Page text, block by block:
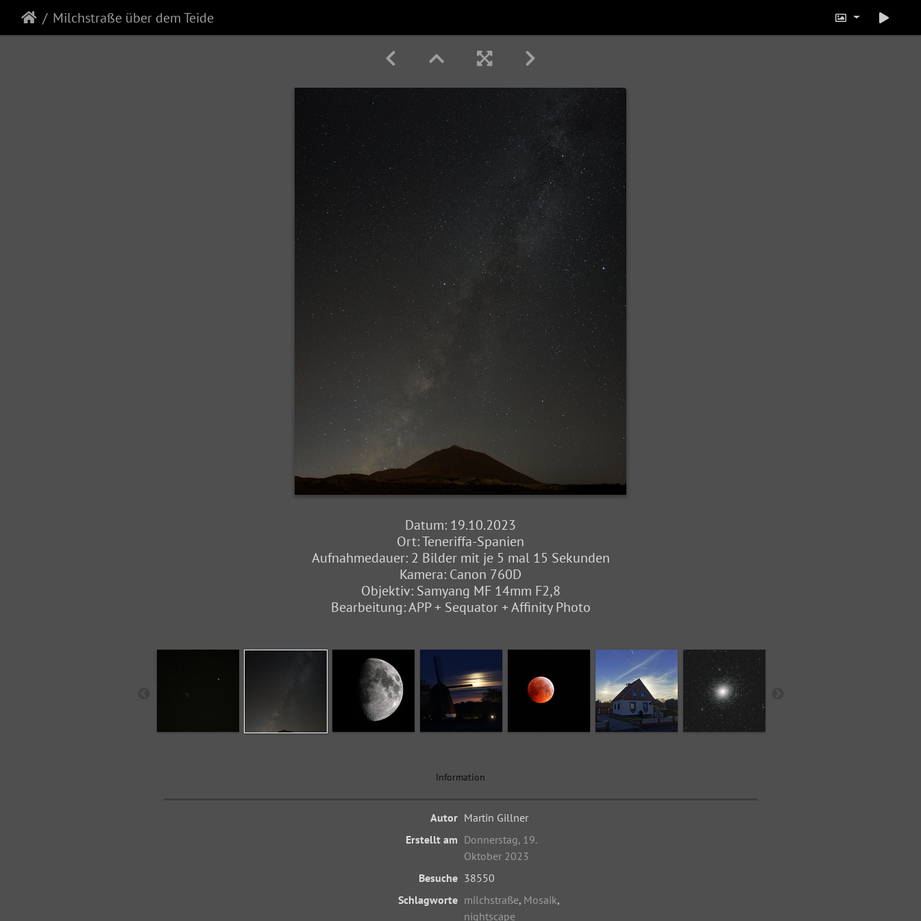
Milchstraße über dem Teide
Datum: 19.10.2023
Ort: Teneriffa-Spanien
Aufnahmedauer: 2 Bilder mit je 5 mal 15 Sekunden
Kamera: Canon 760D
Objektiv: Samyang MF 14mm F2,8
Bearbeitung: APP + Sequator + Affinity Photo
Information
Autor Martin Gillner
Erstellt am Donnerstag, 19.
Oktober 2023
Besuche 38550
Schlagworte milchstraße, Mosaik,
nightscape